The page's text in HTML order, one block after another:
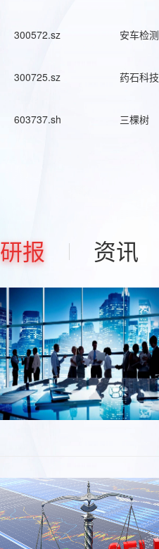
300572.sz 安车检测
300725.sz 药石科技
603737.sh 三棵树
研报 资讯